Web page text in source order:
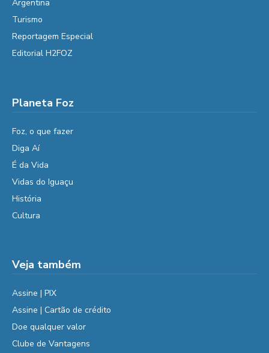
Argentina
Turismo
Reportagem Especial
Editorial H2FOZ
Planeta Foz
Foz, o que fazer
Diga Aí
É da Vida
Vidas do Iguaçu
História
Cultura
Veja também
Assine | PIX
Assine | Cartão de crédito
Doe qualquer valor
Clube de Vantagens